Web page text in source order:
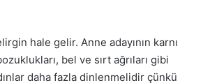
hale gelir. Anne adayının karnı
bel ve sırt ağrıları gibi
daha fazla dinlenmelidir çünkü